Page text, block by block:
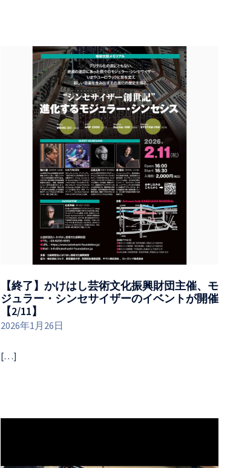
【終了】かけはし芸術文化振興財団主催、モ
ジュラー・シンセサイザーのイベントが開催
【2/11】
2026年1月26日
[…]